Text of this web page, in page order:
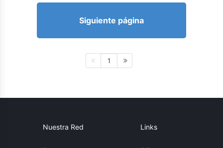
Siguiente página
1
Nuestra Red Links